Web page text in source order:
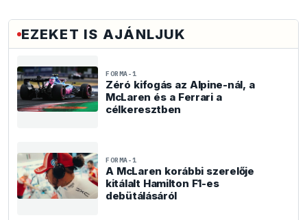
EZEKET IS AJÁNLJUK
FORMA-1
Zéró kifogás az Alpine-nál, a
McLaren és a Ferrari a
célkeresztben
FORMA-1
A McLaren korábbi szerelője
kitálalt Hamilton F1-es
debütálásáról